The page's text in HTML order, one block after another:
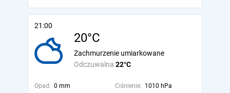
21:00
20°C
Odczuwalna 22°C
Zachmurzenie umiarkowane
Opad: 0 mm Ciśnienie: 1010 hPa